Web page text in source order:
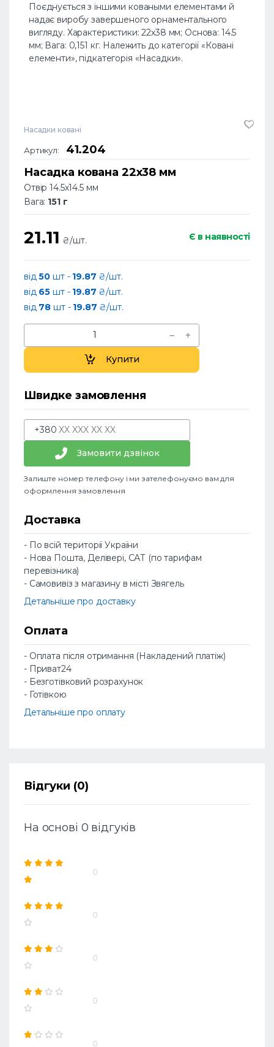
Поєднується з іншими коваными елементами й
надає виробу завершеного орнаментального
вигляду. Характеристики: 22х38 мм; Основа: 14.5
мм; Вага: 0,151 кг. Належить до категорії «Ковані
елементи», підкатегорія «Насадки».
Насадки ковані
Артикул:
41.204
Насадка кована 22х38 мм
Отвір 14.5х14.5 мм
Вага: 151 г
21.11 ₴/шт. Є в наявності
від50 шт - 19.87 ₴/шт.
від 65 шт - 19.87 ₴/шт.
від 78 шт - 19.87 ₴/шт.
Купити
Швидке замовлення
+380
Замовити дзвінок
Залиште номер телефону і ми зателефонуємо вам для
оформлення замовлення
Доставка
- По всій території України
- Нова Пошта, Делівері, САТ (по тарифам
перевізника)
- Самовивіз з магазину в місті Звягель
Детальніше про доставку
Оплата
- Оплата після отримання (Накладений платіж)
- Приват24
- Безготівковий розрахунок
- Готівкою
Детальніше про оплату
Відгуки (0)
На основі 0 відгуків
0
0
0
0
0